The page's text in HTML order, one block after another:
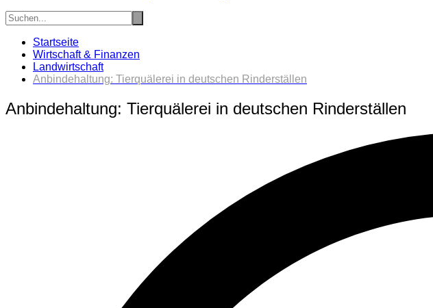
Startseite
Wirtschaft & Finanzen
Landwirtschaft
Anbindehaltung: Tierquälerei in deutschen Rinderställen
Anbindehaltung: Tierquälerei in deutschen Rinderställen